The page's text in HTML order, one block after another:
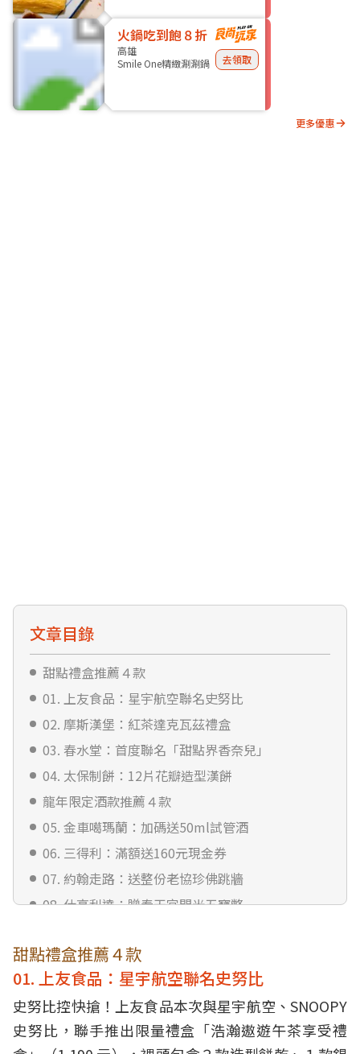
火鍋吃到飽８折
高雄
Smile One精緻涮涮鍋
去領取
更多優惠
文章目錄
甜點禮盒推薦４款
01. 上友食品：星宇航空聯名史努比
02. 摩斯漢堡：紅茶達克瓦茲禮盒
03. 春水堂：首度聯名「甜點界香奈兒」
04. 太保制餅：12片花瓣造型漢餅
龍年限定酒款推薦４款
05. 金車噶瑪蘭：加碼送50ml試管酒
06. 三得利：滿額送160元現金券
07. 約翰走路：送整份老協珍佛跳牆
08. 仕高利達：贈奉天宮開光五寶幣
甜點禮盒推薦４款
01. 上友食品：星宇航空聯名史努比
史努比控快搶！上友食品本次與星宇航空、SNOOPY
史努比，聯手推出限量禮盒「浩瀚遨遊午茶享受禮